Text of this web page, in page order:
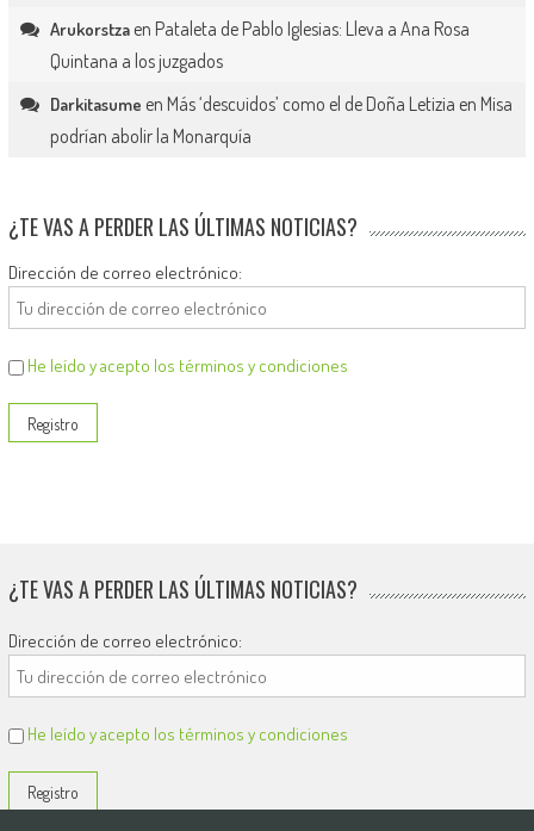
Arukorstzaen Pataleta de Pablo Iglesias: Lleva a Ana Rosa
Quintana a los juzgados
Darkitasume en Más ‘descuidos’ como el de Doña Letizia en Misa
podrían abolir la Monarquía
¿TE VAS A PERDER LAS ÚLTIMAS NOTICIAS?
Dirección de correo electrónico:
He leído y acepto los términos y condiciones
¿TE VAS A PERDER LAS ÚLTIMAS NOTICIAS?
Dirección de correo electrónico:
He leído y acepto los términos y condiciones